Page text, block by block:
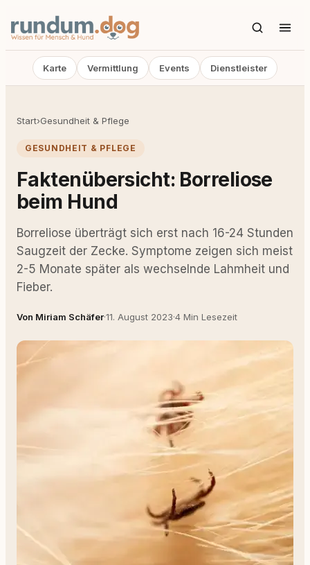
Karte Vermittlung Events Dienstleister
Start›Gesundheit & Pflege
GESUNDHEIT & PFLEGE
Faktenübersicht: Borreliose
beim Hund
Borreliose überträgt sich erst nach 16-24 Stunden
Saugzeit der Zecke. Symptome zeigen sich meist
2-5 Monate später als wechselnde Lahmheit und
Fieber.
Von Miriam Schäfer·11. August 2023·4 Min Lesezeit